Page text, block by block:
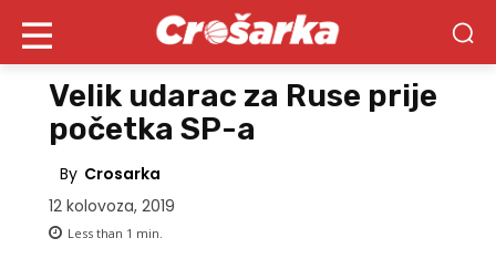
Velik udarac za Ruse prije
početka SP-a
By Crosarka
12 kolovoza, 2019
Less than 1 min.